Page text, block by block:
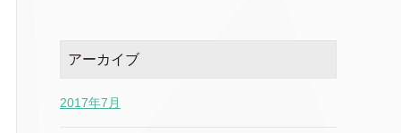
アーカイブ
2017年7月